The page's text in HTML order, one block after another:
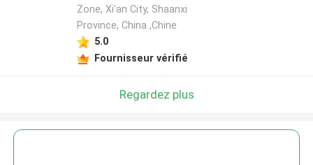
Zone, Xi'an City, Shaanxi
Province, China ,Chine
5.0
Fournisseur vérifié
Regardez plus